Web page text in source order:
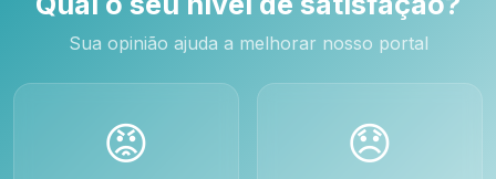
Sua opinião ajuda a melhorar nosso portal
😡 😞